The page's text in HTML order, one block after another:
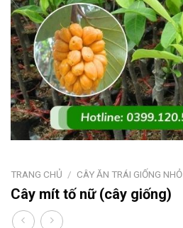
TRANG CHỦ / CÂY ĂN TRÁI GIỐNG NHỎ
Cây mít tố nữ (cây giống)